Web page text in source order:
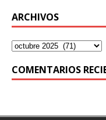
ARCHIVOS
COMENTARIOS